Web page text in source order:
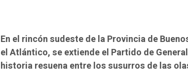
En el rincón sudeste de la Provincia de
el Atlántico, se extiende el Partido de
historia resuena entre los susurros de las